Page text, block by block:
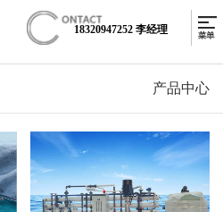
18320947252 李经理
产品中心